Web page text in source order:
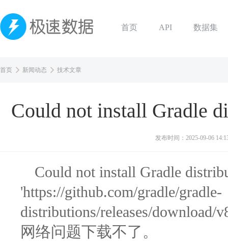
首页 API 数据集
首页 新闻动态 技术文章
Could not install Gradle
发布时间： 2025-09-06
Could not install Gradle
'https://github.com/gradle/gradle-
distributions/releases/download/
网络问题下载不了。